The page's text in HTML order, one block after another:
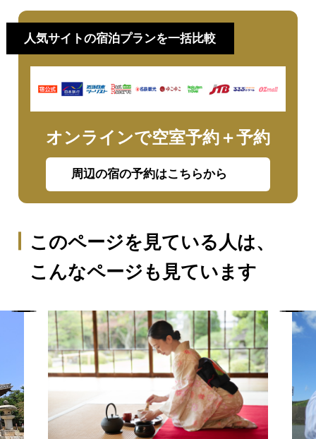
人気サイトの宿泊プランを一括比較
オンラインで空室予約＋予約
周辺の宿の予約はこちらから
このページを見ている人は、
こんなページも見ています